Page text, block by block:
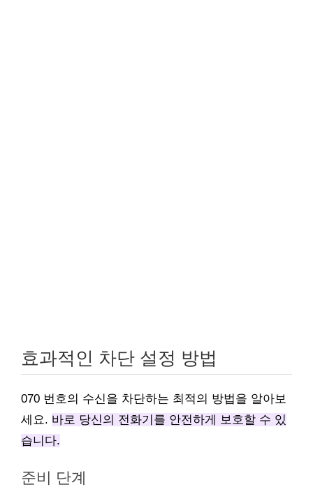
효과적인 차단 설정 방법
070 번호의 수신을 차단하는 최적의 방법을 알아보
세요. 바로 당신의 전화기를 안전하게 보호할 수 있
습니다.
준비 단계